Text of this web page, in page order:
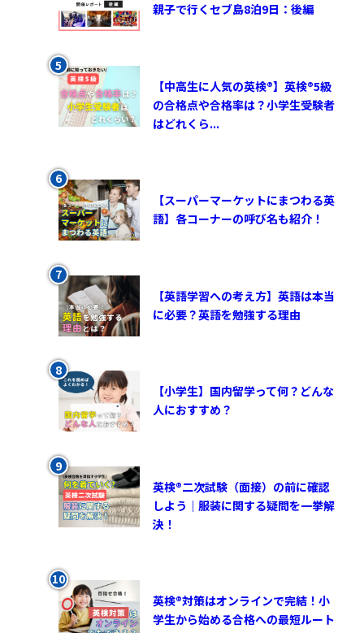
親子で行くセブ島8泊9日：後編
【中高生に人気の英検®︎】英検®︎5級
の合格点や合格率は？小学生受験者
はどれくら...
【スーパーマーケットにまつわる英
語】各コーナーの呼び名も紹介！
【英語学習への考え方】英語は本当
に必要？英語を勉強する理由
【小学生】国内留学って何？どんな
人におすすめ？
英検®︎二次試験（面接）の前に確認
しよう｜服装に関する疑問を一挙解
決！
英検®対策はオンラインで完結！小
学生から始める合格への最短ルート